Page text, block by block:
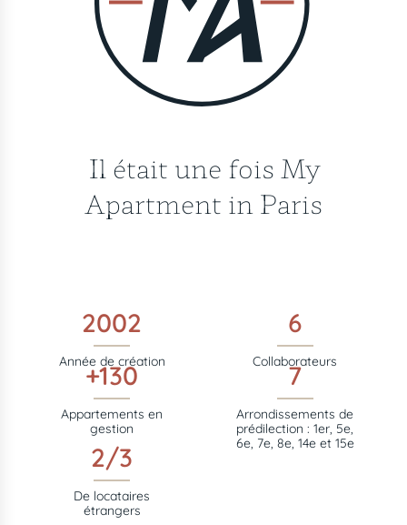
Il était une fois My
Apartment in Paris
2002
Année de création
6
Collaborateurs
+130
Appartements en
gestion
7
Arrondissements de
prédilection : 1er, 5e,
6e, 7e, 8e, 14e et 15e
2/3
De locataires
étrangers